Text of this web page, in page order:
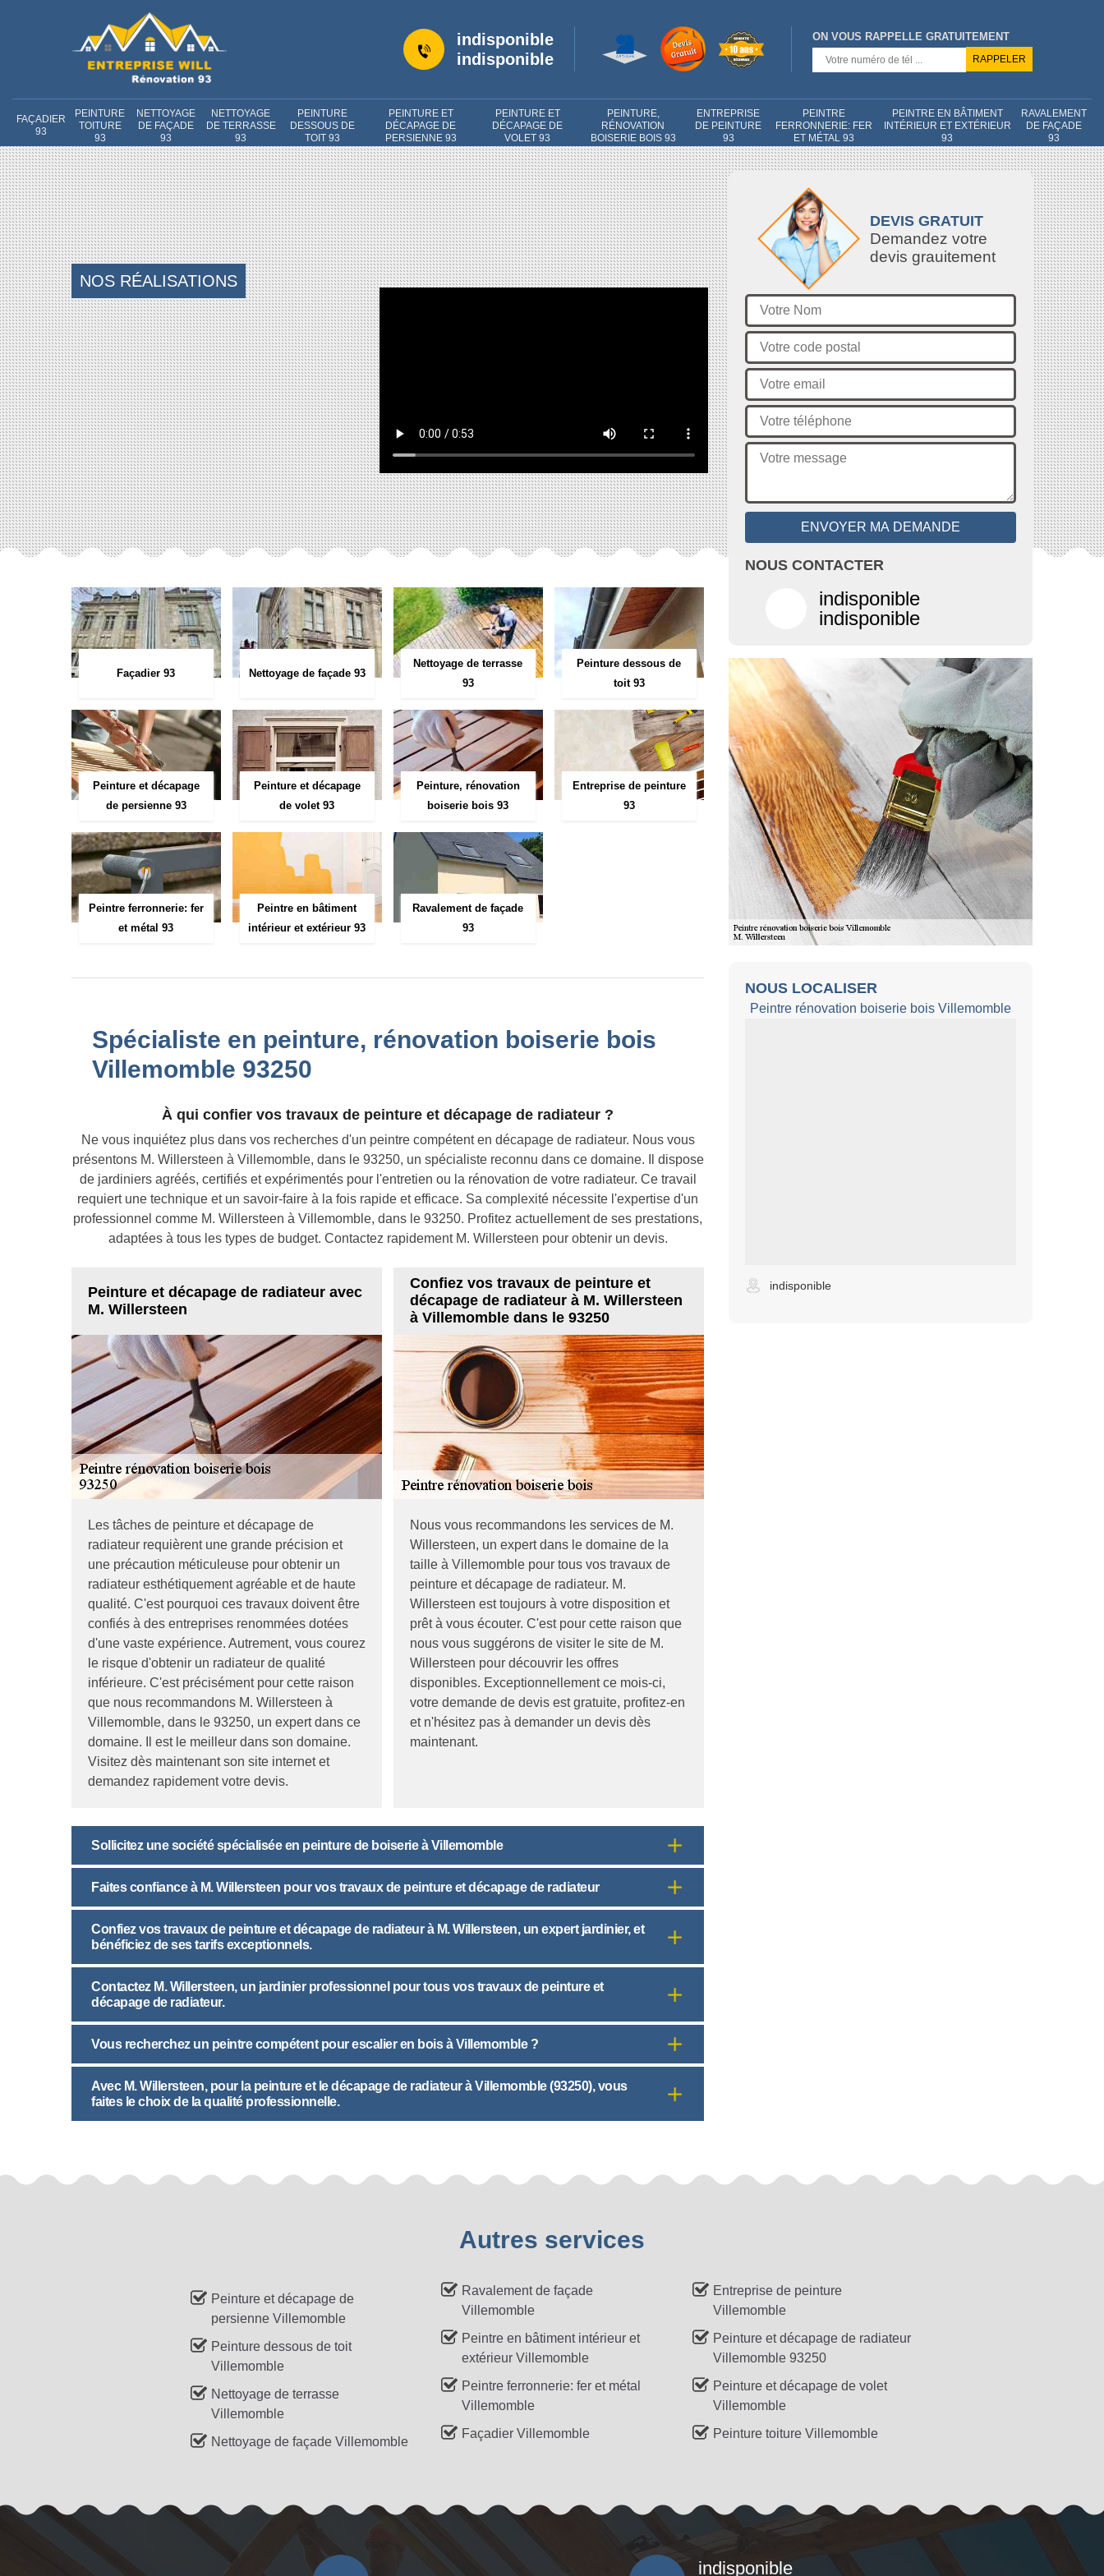
indisponible
indisponible
ON VOUS RAPPELLE GRATUITEMENT
FAÇADIER
93
PEINTURE
TOITURE
93
NETTOYAGE
DE FAÇADE
93
NETTOYAGE
DE TERRASSE
93
PEINTURE
DESSOUS DE
TOIT 93
PEINTURE ET
DÉCAPAGE DE
PERSIENNE 93
PEINTURE ET
DÉCAPAGE DE
VOLET 93
PEINTURE,
RÉNOVATION
BOISERIE BOIS 93
ENTREPRISE
DE PEINTURE
93
PEINTRE
FERRONNERIE: FER
ET MÉTAL 93
PEINTRE EN BÂTIMENT
INTÉRIEUR ET EXTÉRIEUR
93
RAVALEMENT
DE FAÇADE
93
NOS RÉALISATIONS
Façadier 93 Nettoyage de façade 93
Nettoyage de terrasse
93
Peinture dessous de
toit 93
Peinture et décapage
de persienne 93
Peinture et décapage
de volet 93
Peinture, rénovation
boiserie bois 93
Entreprise de peinture
93
Peintre ferronnerie: fer
et métal 93
Peintre en bâtiment
intérieur et extérieur 93
Ravalement de façade
93
Spécialiste en peinture, rénovation boiserie bois
Villemomble 93250
À qui confier vos travaux de peinture et décapage de radiateur ?
Ne vous inquiétez plus dans vos recherches d'un peintre compétent en décapage de radiateur. Nous vous
présentons M. Willersteen à Villemomble, dans le 93250, un spécialiste reconnu dans ce domaine. Il dispose
de jardiniers agréés, certifiés et expérimentés pour l'entretien ou la rénovation de votre radiateur. Ce travail
requiert une technique et un savoir-faire à la fois rapide et efficace. Sa complexité nécessite l'expertise d'un
professionnel comme M. Willersteen à Villemomble, dans le 93250. Profitez actuellement de ses prestations,
adaptées à tous les types de budget. Contactez rapidement M. Willersteen pour obtenir un devis.
Peinture et décapage de radiateur avec
M. Willersteen
Les tâches de peinture et décapage de
radiateur requièrent une grande précision et
une précaution méticuleuse pour obtenir un
radiateur esthétiquement agréable et de haute
qualité. C'est pourquoi ces travaux doivent être
confiés à des entreprises renommées dotées
d'une vaste expérience. Autrement, vous courez
le risque d'obtenir un radiateur de qualité
inférieure. C'est précisément pour cette raison
que nous recommandons M. Willersteen à
Villemomble, dans le 93250, un expert dans ce
domaine. Il est le meilleur dans son domaine.
Visitez dès maintenant son site internet et
demandez rapidement votre devis.
Confiez vos travaux de peinture et
décapage de radiateur à M. Willersteen
à Villemomble dans le 93250
Nous vous recommandons les services de M.
Willersteen, un expert dans le domaine de la
taille à Villemomble pour tous vos travaux de
peinture et décapage de radiateur. M.
Willersteen est toujours à votre disposition et
prêt à vous écouter. C'est pour cette raison que
nous vous suggérons de visiter le site de M.
Willersteen pour découvrir les offres
disponibles. Exceptionnellement ce mois-ci,
votre demande de devis est gratuite, profitez-en
et n'hésitez pas à demander un devis dès
maintenant.
Sollicitez une société spécialisée en peinture de boiserie à Villemomble
Faites confiance à M. Willersteen pour vos travaux de peinture et décapage de radiateur
Confiez vos travaux de peinture et décapage de radiateur à M. Willersteen, un expert jardinier, et
bénéficiez de ses tarifs exceptionnels.
Contactez M. Willersteen, un jardinier professionnel pour tous vos travaux de peinture et
décapage de radiateur.
Vous recherchez un peintre compétent pour escalier en bois à Villemomble ?
Avec M. Willersteen, pour la peinture et le décapage de radiateur à Villemomble (93250), vous
faites le choix de la qualité professionnelle.
DEVIS GRATUIT
Demandez votre
devis grauitement
NOUS CONTACTER
indisponible
indisponible
NOUS LOCALISER
Peintre rénovation boiserie bois Villemomble
indisponible
Autres services
Peinture et décapage de
persienne Villemomble
Peinture dessous de toit
Villemomble
Nettoyage de terrasse
Villemomble
Nettoyage de façade Villemomble
Ravalement de façade
Villemomble
Peintre en bâtiment intérieur et
extérieur Villemomble
Peintre ferronnerie: fer et métal
Villemomble
Façadier Villemomble
Entreprise de peinture
Villemomble
Peinture et décapage de radiateur
Villemomble 93250
Peinture et décapage de volet
Villemomble
Peinture toiture Villemomble
indisponible